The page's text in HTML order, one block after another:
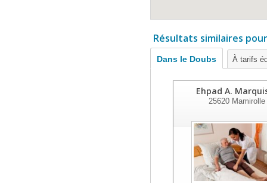
Résultats similaires
Dans le Doubs À tarifs
Ehpad A.
25620 Mamirolle